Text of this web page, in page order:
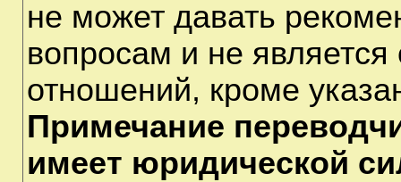
не может давать
вопросам и не
отношений, кроме
Примечание
имеет юридической